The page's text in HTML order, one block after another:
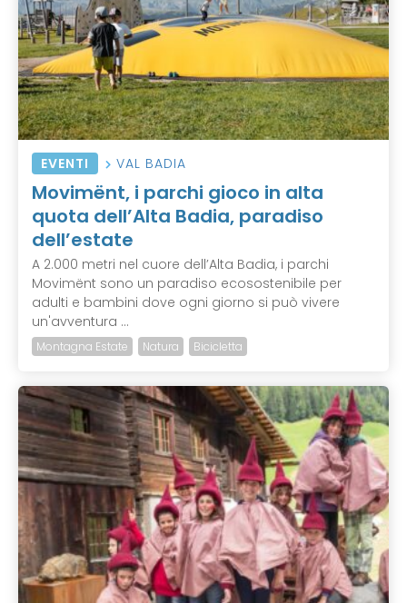
EVENTI VAL BADIA
Movimënt, i parchi gioco in alta
quota dell’Alta Badia, paradiso
dell’estate
A 2.000 metri nel cuore dell’Alta Badia, i parchi
Movimënt sono un paradiso ecosostenibile per
adulti e bambini dove ogni giorno si può vivere
un'avventura ...
Montagna Estate Natura Bicicletta